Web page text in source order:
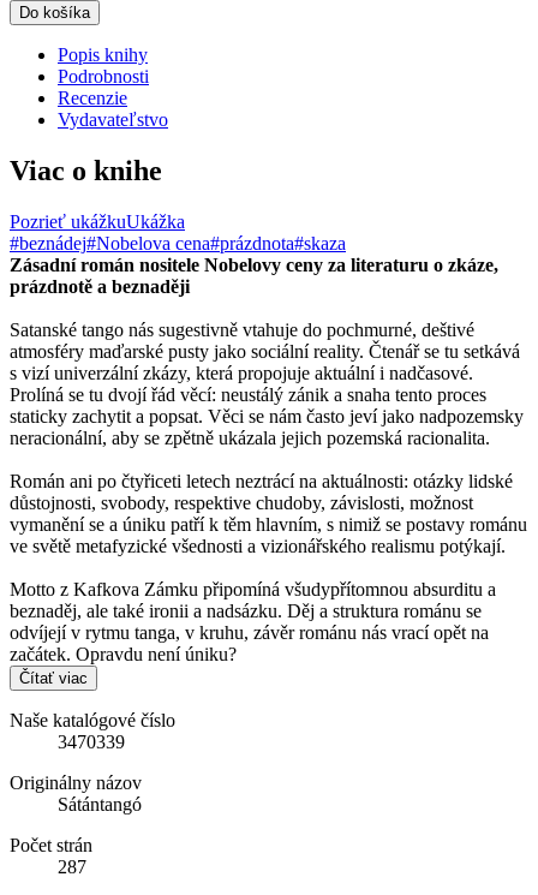
Do košíka
Popis knihy
Podrobnosti
Recenzie
Vydavateľstvo
Viac o knihe
Pozrieť ukážkuUkážka
#beznádej#Nobelova cena#prázdnota#skaza
Zásadní román nositele Nobelovy ceny za literaturu o zkáze,
prázdnotě a beznaději
Satanské tango nás sugestivně vtahuje do pochmurné, deštivé
atmosféry maďarské pusty jako sociální reality. Čtenář se tu setkává
s vizí univerzální zkázy, která propojuje aktuální i nadčasové.
Prolíná se tu dvojí řád věcí: neustálý zánik a snaha tento proces
staticky zachytit a popsat. Věci se nám často jeví jako nadpozemsky
neracionální, aby se zpětně ukázala jejich pozemská racionalita.
Román ani po čtyřiceti letech neztrácí na aktuálnosti: otázky lidské
důstojnosti, svobody, respektive chudoby, závislosti, možnost
vymanění se a úniku patří k těm hlavním, s nimiž se postavy románu
ve světě metafyzické všednosti a vizionářského realismu potýkají.
Motto z Kafkova Zámku připomíná všudypřítomnou absurditu a
beznaděj, ale také ironii a nadsázku. Děj a struktura románu se
odvíjejí v rytmu tanga, v kruhu, závěr románu nás vrací opět na
začátek. Opravdu není úniku?
Čítať viac
Naše katalógové číslo
3470339
Originálny názov
Sátántangó
Počet strán
287